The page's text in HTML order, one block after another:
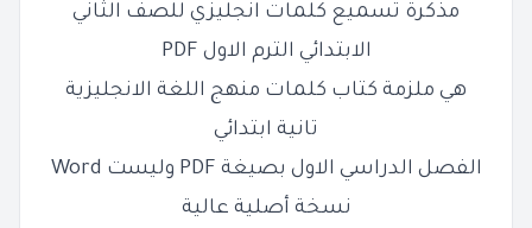
مذكرة تسميع كلمات انجليزي للصف الثاني
الابتدائي الترم الاول PDF
هي ملزمة كتاب كلمات منهج اللغة الانجليزية
تانية ابتدائي
الفصل الدراسي الاول بصيغة PDF وليست Word
نسخة أصلية عالية